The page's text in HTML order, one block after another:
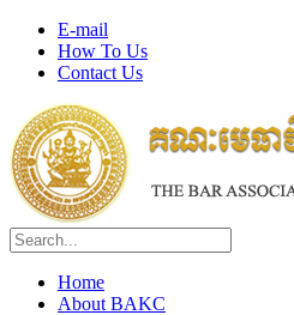
E-mail
How To Us
Contact Us
Home
About BAKC